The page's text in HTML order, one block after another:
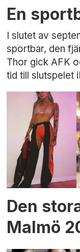
En
I slutet av
sportbar, den
Thor gick AFK
tid till slutspelet
Den
Malmö